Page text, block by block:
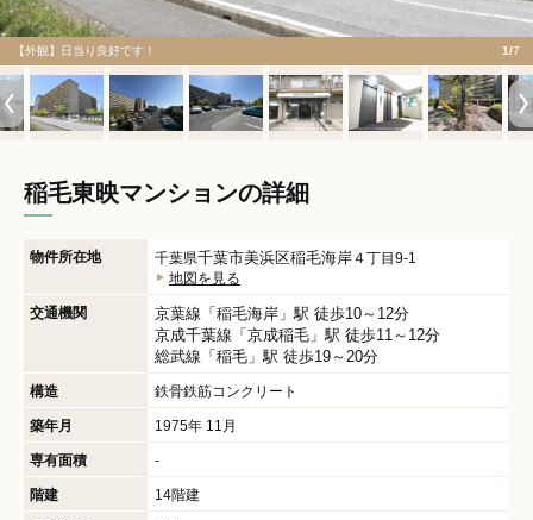
【外観】日当り良好です！ 1/7
稲毛東映マンションの詳細
物件所在地 千葉県千葉市美浜区稲毛海岸４丁目9-1
地図を見る
交通機関 京葉線 「 稲毛海岸 」駅 徒歩10～12分
京成千葉線 「 京成稲毛 」駅 徒歩11～12分
総武線 「 稲毛 」駅 徒歩19～20分
構造 鉄骨鉄筋コンクリート
築年月 1975年 11月
専有面積 -
階建 14階建